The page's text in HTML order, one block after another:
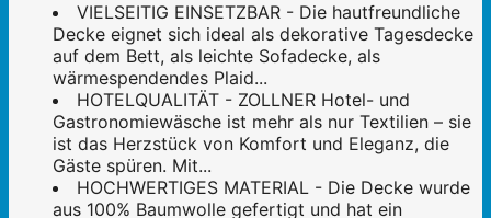
VIELSEITIG EINSETZBAR - Die hautfreundliche
Decke eignet sich ideal als dekorative Tagesdecke
auf dem Bett, als leichte Sofadecke, als
wärmespendendes Plaid...
HOTELQUALITÄT - ZOLLNER Hotel- und
Gastronomiewäsche ist mehr als nur Textilien – sie
ist das Herzstück von Komfort und Eleganz, die
Gäste spüren. Mit...
HOCHWERTIGES MATERIAL - Die Decke wurde
aus 100% Baumwolle gefertigt und hat ein